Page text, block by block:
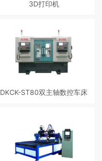
3D打印机
腔医疗以及教育科研等 多个应用及
行业领域，遍布工业制造和消费品
生产多个方向
DKCK-ST80双主轴数控车床